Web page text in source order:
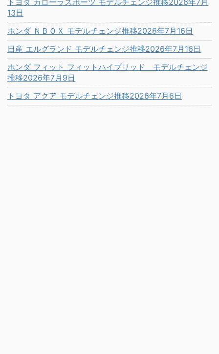
13日
ホンダ ＮＢＯＸ モデルチェンジ推移2026年7月16日
日産 エルグランド モデルチェンジ推移2026年7月16日
ホンダ フィット フィットハイブリッド モデルチェンジ
推移2026年7月9日
トヨタ アクア モデルチェンジ推移2026年7月6日